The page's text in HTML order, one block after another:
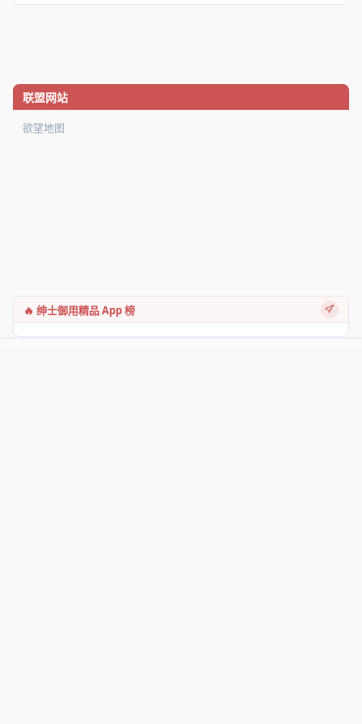
联盟网站
欲望地图
🔥 绅士御用精品 App 榜